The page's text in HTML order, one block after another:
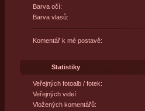
Barva očí:
Barva vlasů:
Komentář k mé postavě:
Statistiky
Veřejných fotoalb / fotek:
Veřejných videí:
Vložených komentářů: